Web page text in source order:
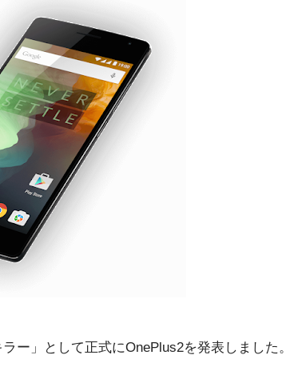
ー」として正式にOnePlus2を発表しました。